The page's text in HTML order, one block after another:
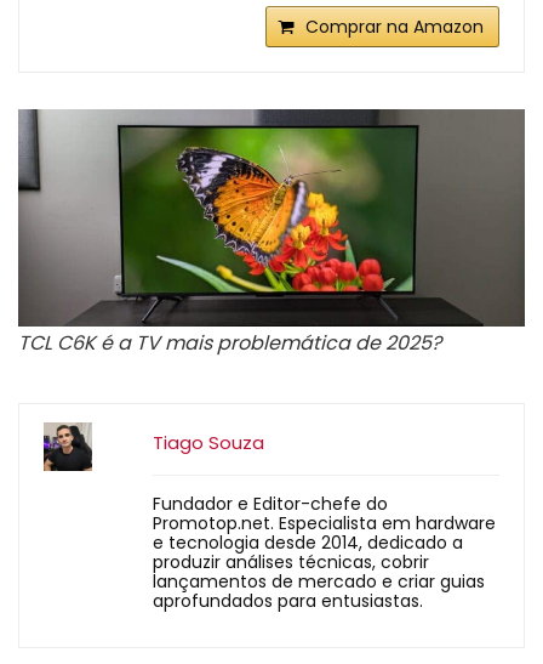
Comprar na Amazon
TCL C6K é a TV mais problemática de 2025?
Tiago Souza
Fundador e Editor-chefe do
Promotop.net. Especialista em hardware
e tecnologia desde 2014, dedicado a
produzir análises técnicas, cobrir
lançamentos de mercado e criar guias
aprofundados para entusiastas.